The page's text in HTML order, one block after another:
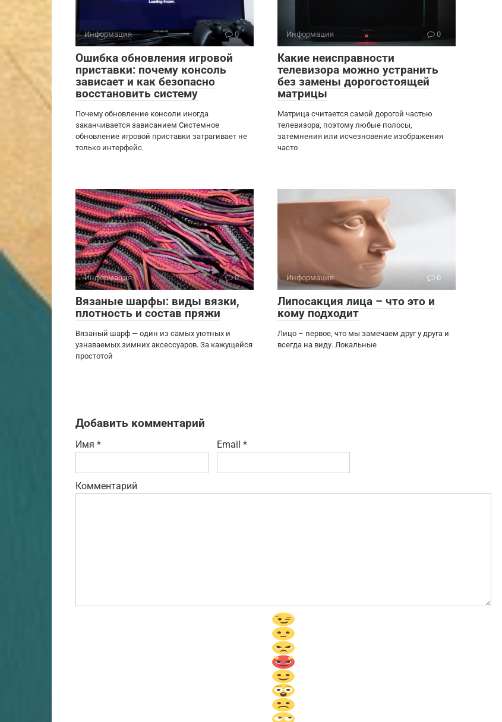
Информация 0
Ошибка обновления игровой
приставки: почему консоль
зависает и как безопасно
восстановить систему
Почему обновление консоли иногда
заканчивается зависанием Системное
обновление игровой приставки затрагивает не
только интерфейс.
Информация 0
Какие неисправности
телевизора можно устранить
без замены дорогостоящей
матрицы
Матрица считается самой дорогой частью
телевизора, поэтому любые полосы,
затемнения или исчезновение изображения
часто
Информация 0
Вязаные шарфы: виды вязки,
плотность и состав пряжи
Вязаный шарф — один из самых уютных и
узнаваемых зимних аксессуаров. За кажущейся
простотой
Информация 0
Липосакция лица – что это и
кому подходит
Лицо – первое, что мы замечаем друг у друга и
всегда на виду. Локальные
Добавить комментарий
Имя * Email *
Комментарий